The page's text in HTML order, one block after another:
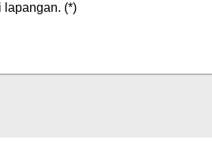
lapangan. (*)